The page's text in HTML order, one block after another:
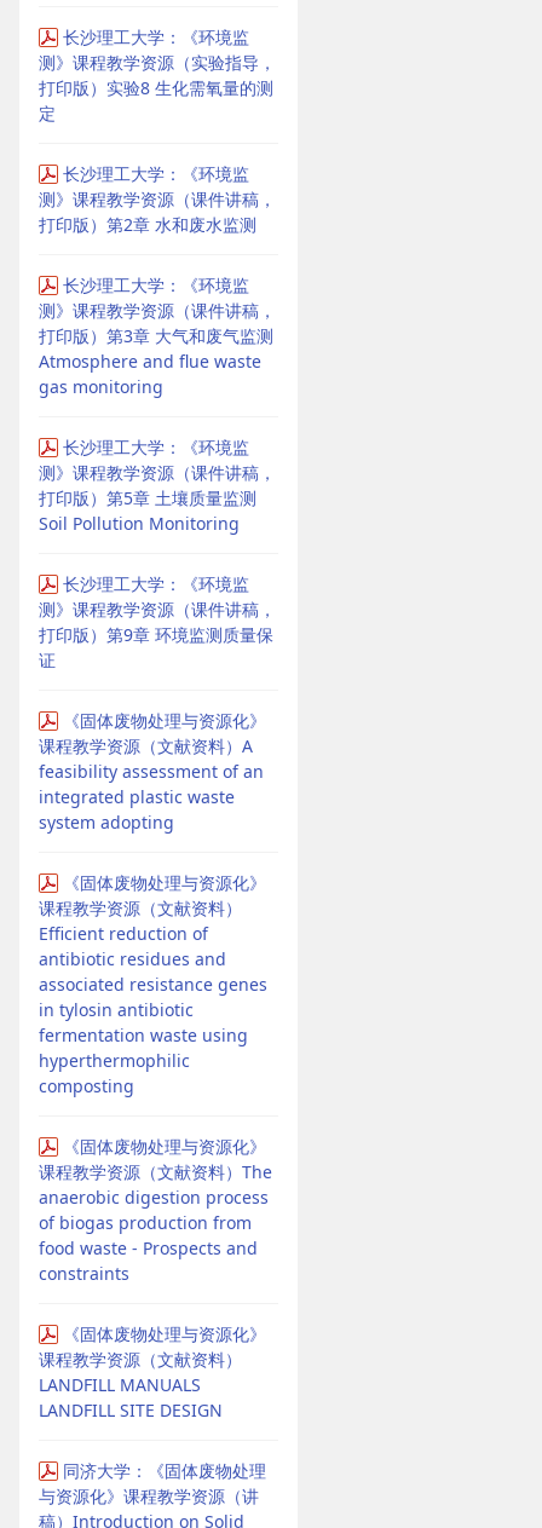
长沙理工大学：《环境监
测》课程教学资源（实验指导，
打印版）实验8 生化需氧量的测
定
长沙理工大学：《环境监
测》课程教学资源（课件讲稿，
打印版）第2章 水和废水监测
长沙理工大学：《环境监
测》课程教学资源（课件讲稿，
打印版）第3章 大气和废气监测
Atmosphere and flue waste
gas monitoring
长沙理工大学：《环境监
测》课程教学资源（课件讲稿，
打印版）第5章 土壤质量监测
Soil Pollution Monitoring
长沙理工大学：《环境监
测》课程教学资源（课件讲稿，
打印版）第9章 环境监测质量保
证
《固体废物处理与资源化》
课程教学资源（文献资料）A
feasibility assessment of an
integrated plastic waste
system adopting
《固体废物处理与资源化》
课程教学资源（文献资料）
Efficient reduction of
antibiotic residues and
associated resistance genes
in tylosin antibiotic
fermentation waste using
hyperthermophilic
composting
《固体废物处理与资源化》
课程教学资源（文献资料）The
anaerobic digestion process
of biogas production from
food waste - Prospects and
constraints
《固体废物处理与资源化》
课程教学资源（文献资料）
LANDFILL MANUALS
LANDFILL SITE DESIGN
同济大学：《固体废物处理
与资源化》课程教学资源（讲
稿）Introduction on Solid